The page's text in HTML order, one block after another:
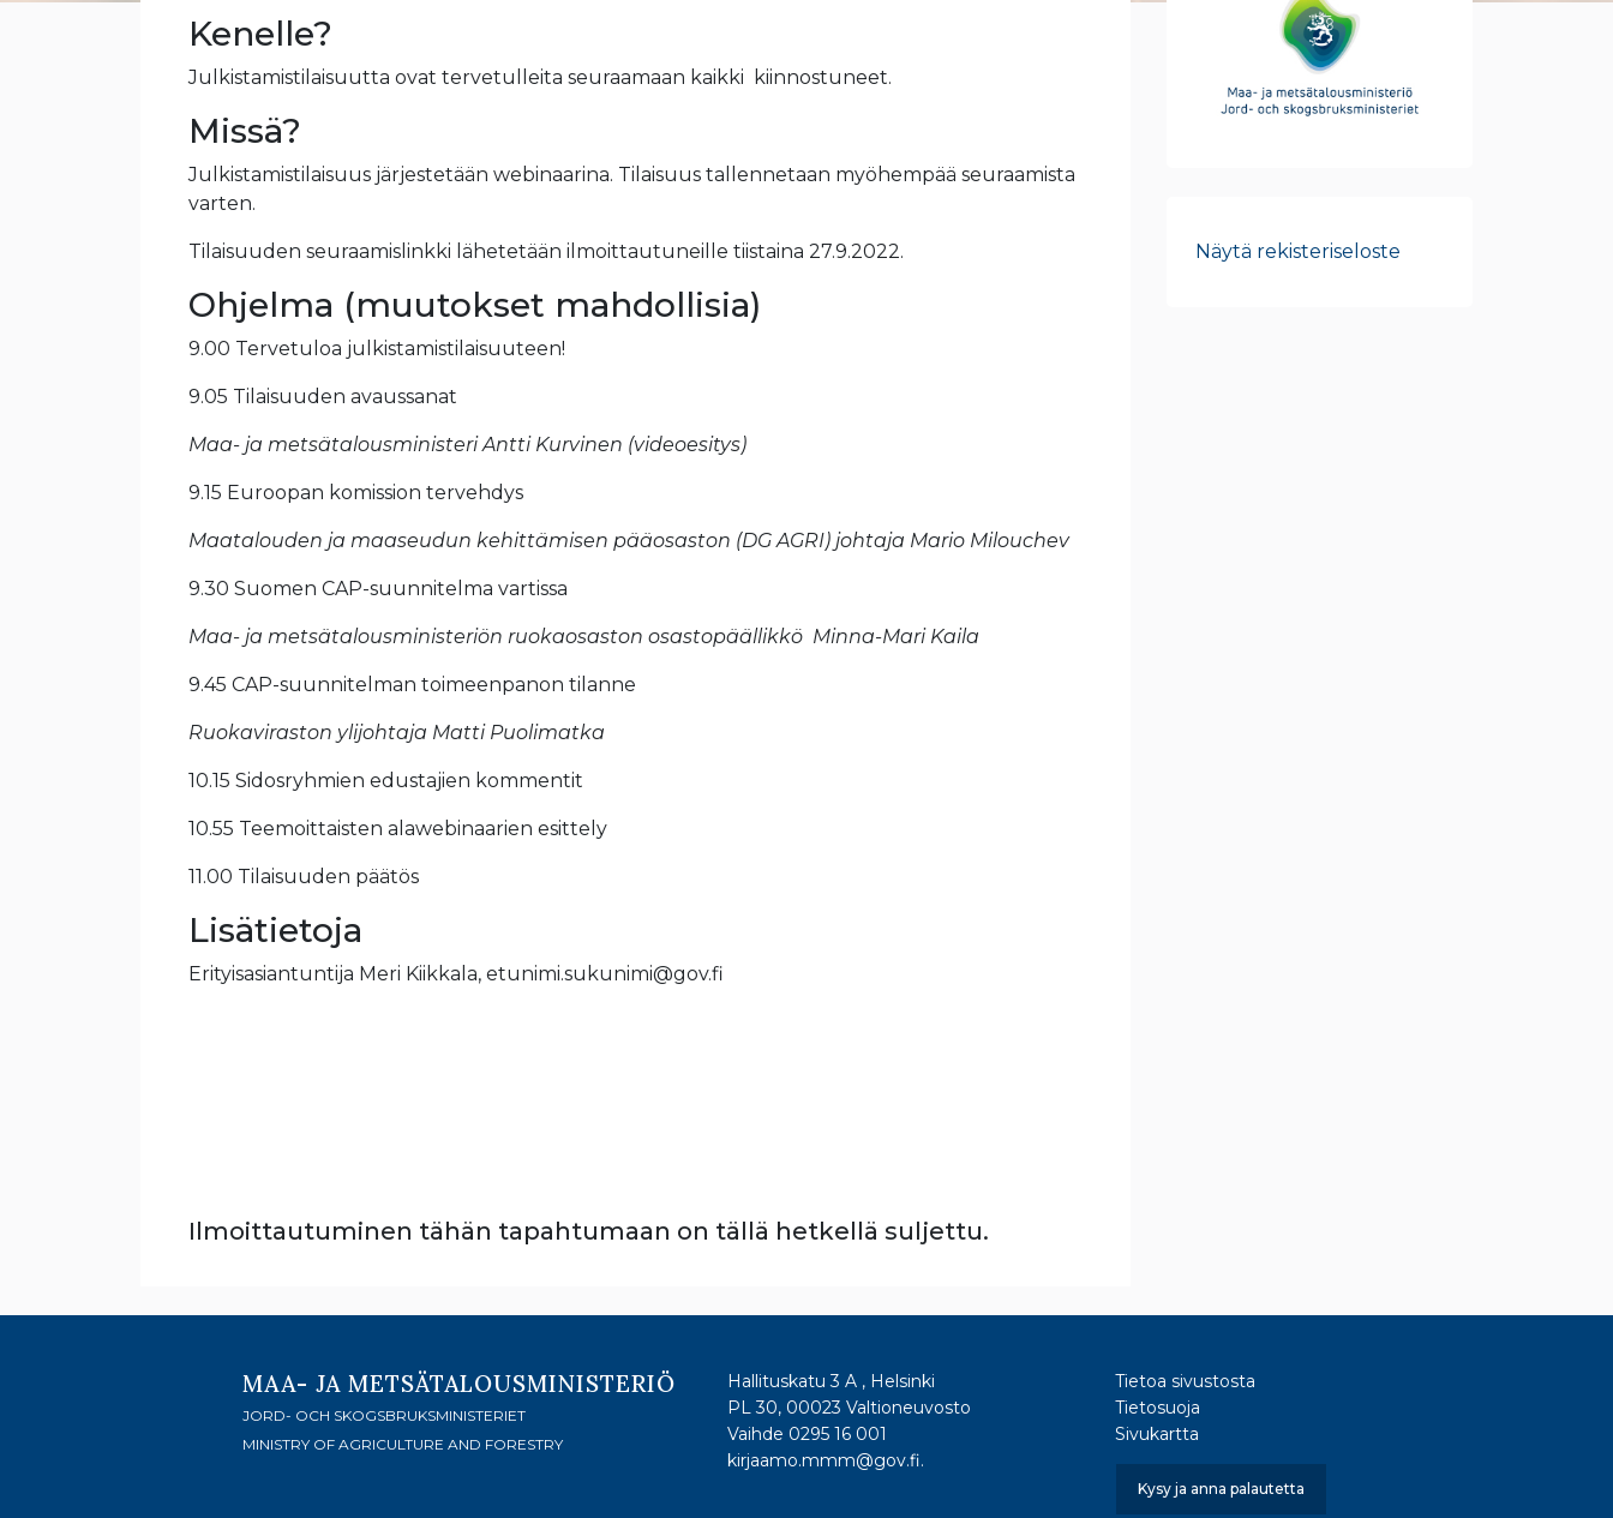
Kenelle?
Julkistamistilaisuutta ovat tervetulleita seuraamaan kaikki kiinnostuneet.
Missä?
Julkistamistilaisuus järjestetään webinaarina. Tilaisuus tallennetaan myöhempää seuraamista
varten.
Tilaisuuden seuraamislinkki lähetetään ilmoittautuneille tiistaina 27.9.2022.
Ohjelma (muutokset mahdollisia)
9.00 Tervetuloa ​julkistamistilaisuuteen!
9.05 Tilaisuuden avaussanat
Maa- ja metsätalousministeri Antti Kurvinen (videoesitys)
9.15 Euroopan komission tervehdys
Maatalouden ja maaseudun kehittämisen pääosaston (DG AGRI) johtaja Mario Milouchev
9.30 Suomen CAP-suunnitelma vartissa​
Maa- ja metsätalousministeriön ruokaosaston osastopäällikkö Minna-Mari Kaila
9.45 CAP-suunnitelman toimeenpanon tilanne
Ruokaviraston ylijohtaja Matti Puolimatka ​
10.15 Sidosryhmien edustajien kommentit​​
10.55 Teemoittaisten alawebinaarien esittely​
11.00 Tilaisuuden päätös
Lisätietoja
Erityisasiantuntija Meri Kiikkala, etunimi.sukunimi@gov.fi
Ilmoittautuminen tähän tapahtumaan on tällä hetkellä suljettu.
Näytä rekisteriseloste
MAA- JA METSÄTALOUSMINISTERIÖ
JORD- OCH SKOGSBRUKSMINISTERIET
MINISTRY OF AGRICULTURE AND FORESTRY
Hallituskatu 3 A , Helsinki
PL 30, 00023 Valtioneuvosto
Vaihde 0295 16 001
kirjaamo.mmm@gov.fi.
Tietoa sivustosta
Tietosuoja
Sivukartta
Kysy ja anna palautetta